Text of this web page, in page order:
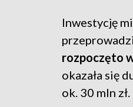
Inwestycję
rozpoczęto
okazała się
ok. 30 mln